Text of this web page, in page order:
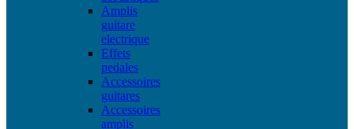
Amplis
guitare
electrique
Effets
pedales
Accessoires
guitares
Accessoires
amplis